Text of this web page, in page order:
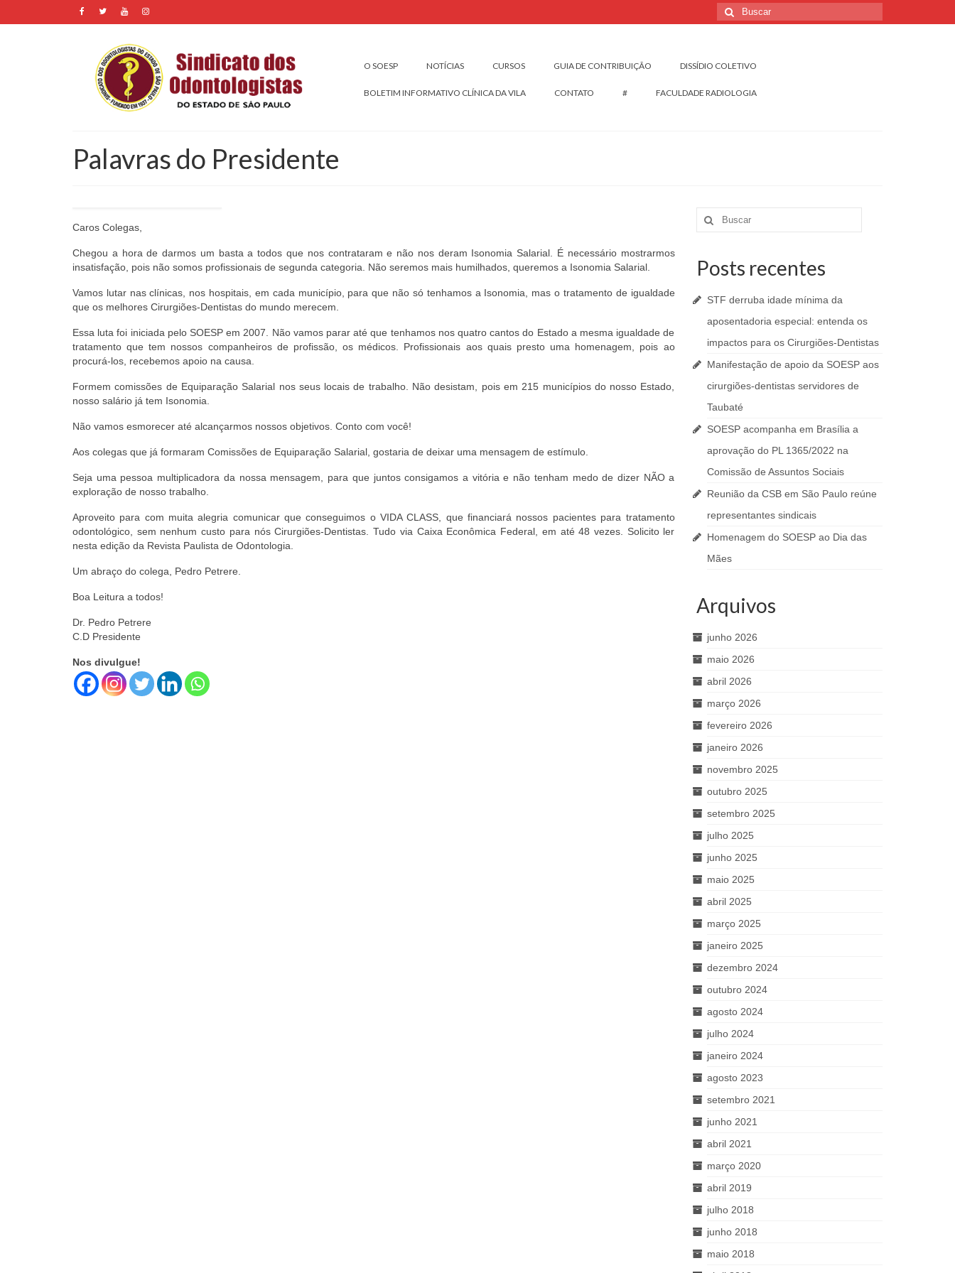
Buscar
por:
O SOESP NOTÍCIAS CURSOS GUIA DE CONTRIBUIÇÃO DISSÍDIO COLETIVO
BOLETIM INFORMATIVO CLÍNICA DA VILA CONTATO # FACULDADE RADIOLOGIA
Palavras do Presidente
Caros Colegas,
Chegou a hora de darmos um basta a todos que nos contrataram e não nos deram Isonomia Salarial. É necessário mostrarmos
insatisfação, pois não somos profissionais de segunda categoria. Não seremos mais humilhados, queremos a Isonomia Salarial.
Vamos lutar nas clínicas, nos hospitais, em cada município, para que não só tenhamos a Isonomia, mas o tratamento de igualdade
que os melhores Cirurgiões-Dentistas do mundo merecem.
Essa luta foi iniciada pelo SOESP em 2007. Não vamos parar até que tenhamos nos quatro cantos do Estado a mesma igualdade de
tratamento que tem nossos companheiros de profissão, os médicos. Profissionais aos quais presto uma homenagem, pois ao
procurá-los, recebemos apoio na causa.
Formem comissões de Equiparação Salarial nos seus locais de trabalho. Não desistam, pois em 215 municípios do nosso Estado,
nosso salário já tem Isonomia.
Não vamos esmorecer até alcançarmos nossos objetivos. Conto com você!
Aos colegas que já formaram Comissões de Equiparação Salarial, gostaria de deixar uma mensagem de estímulo.
Seja uma pessoa multiplicadora da nossa mensagem, para que juntos consigamos a vitória e não tenham medo de dizer NÃO a
exploração de nosso trabalho.
Aproveito para com muita alegria comunicar que conseguimos o VIDA CLASS, que financiará nossos pacientes para tratamento
odontológico, sem nenhum custo para nós Cirurgiões-Dentistas. Tudo via Caixa Econômica Federal, em até 48 vezes. Solicito ler
nesta edição da Revista Paulista de Odontologia.
Um abraço do colega, Pedro Petrere.
Boa Leitura a todos!
Dr. Pedro Petrere
C.D Presidente
Nos divulgue!
Buscar
por:
Posts recentes
STF derruba idade mínima da
aposentadoria especial: entenda os
impactos para os Cirurgiões-Dentistas
Manifestação de apoio da SOESP aos
cirurgiões-dentistas servidores de
Taubaté
SOESP acompanha em Brasília a
aprovação do PL 1365/2022 na
Comissão de Assuntos Sociais
Reunião da CSB em São Paulo reúne
representantes sindicais
Homenagem do SOESP ao Dia das
Mães
Arquivos
junho 2026
maio 2026
abril 2026
março 2026
fevereiro 2026
janeiro 2026
novembro 2025
outubro 2025
setembro 2025
julho 2025
junho 2025
maio 2025
abril 2025
março 2025
janeiro 2025
dezembro 2024
outubro 2024
agosto 2024
julho 2024
janeiro 2024
agosto 2023
setembro 2021
junho 2021
abril 2021
março 2020
abril 2019
julho 2018
junho 2018
maio 2018